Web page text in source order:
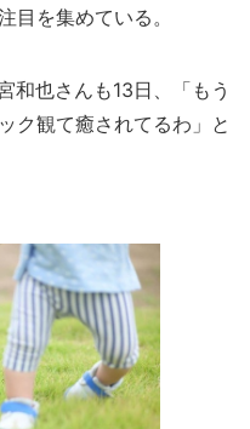
目を集めている。
和也さんも13日、「もう
ク観て癒されてるわ」と